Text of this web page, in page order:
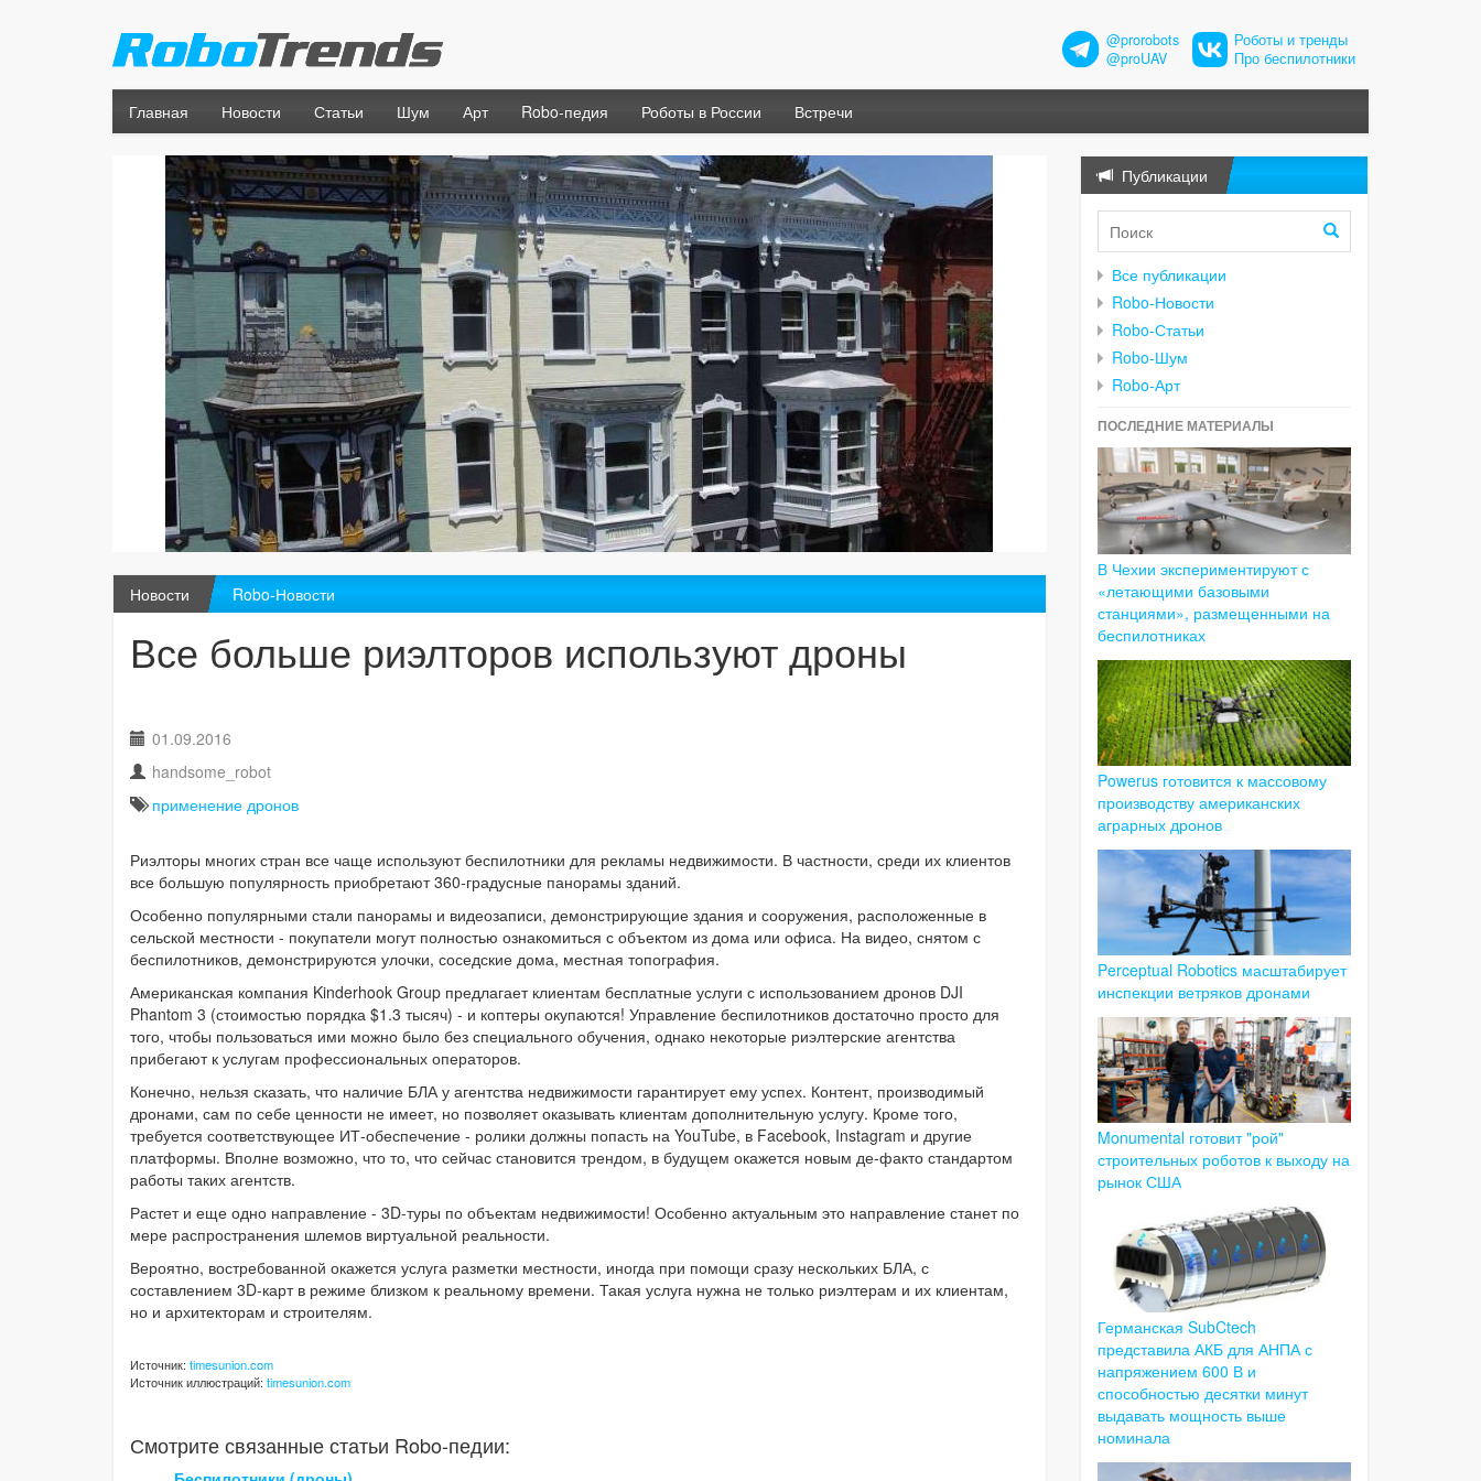
@prorobots
@proUAV
Роботы и тренды
Про беспилотники
Главная Новости Статьи Шум Арт Robo-педия Роботы в России Встречи
Новости Robo-Новости
Все больше риэлторов используют дроны
01.09.2016
handsome_robot
применение дронов
Риэлторы многих стран все чаще используют беспилотники для рекламы недвижимости. В частности, среди их клиентов
все большую популярность приобретают 360-градусные панорамы зданий.
Особенно популярными стали панорамы и видеозаписи, демонстрирующие здания и сооружения, расположенные в
сельской местности - покупатели могут полностью ознакомиться с объектом из дома или офиса. На видео, снятом с
беспилотников, демонстрируются улочки, соседские дома, местная топография.
Американская компания Kinderhook Group предлагает клиентам бесплатные услуги с использованием дронов DJI
Phantom 3 (стоимостью порядка $1.3 тысяч) - и коптеры окупаются! Управление беспилотников достаточно просто для
того, чтобы пользоваться ими можно было без специального обучения, однако некоторые риэлтерские агентства
прибегают к услугам профессиональных операторов.
Конечно, нельзя сказать, что наличие БЛА у агентства недвижимости гарантирует ему успех. Контент, производимый
дронами, сам по себе ценности не имеет, но позволяет оказывать клиентам дополнительную услугу. Кроме того,
требуется соответствующее ИТ-обеспечение - ролики должны попасть на YouTube, в Facebook, Instagram и другие
платформы. Вполне возможно, что то, что сейчас становится трендом, в будущем окажется новым де-факто стандартом
работы таких агентств.
Растет и еще одно направление - 3D-туры по объектам недвижимости! Особенно актуальным это направление станет по
мере распространения шлемов виртуальной реальности.
Вероятно, востребованной окажется услуга разметки местности, иногда при помощи сразу нескольких БЛА, с
составлением 3D-карт в режиме близком к реальному времени. Такая услуга нужна не только риэлтерам и их клиентам,
но и архитекторам и строителям.
Источник:timesunion.com
Источник иллюстраций:timesunion.com
Смотрите связанные статьи Robo-педии:
Публикации
Все публикации
Robo-Новости
Robo-Статьи
Robo-Шум
Robo-Арт
ПОСЛЕДНИЕ МАТЕРИАЛЫ
В Чехии экспериментируют с
«летающими базовыми
станциями», размещенными на
беспилотниках
Powerus готовится к массовому
производству американских
аграрных дронов
Perceptual Robotics масштабирует
инспекции ветряков дронами
Monumental готовит "рой"
строительных роботов к выходу на
рынок США
Германская SubCtech
представила АКБ для АНПА с
напряжением 600 В и
способностью десятки минут
выдавать мощность выше
номинала